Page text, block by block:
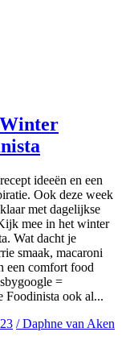
Winter
ideeën en een
Ook deze week
met dagelijkse
mee in het winter
Wat dacht je
smaak, macaroni
een comfort food
=
ook al...
/ Daphne van Aken